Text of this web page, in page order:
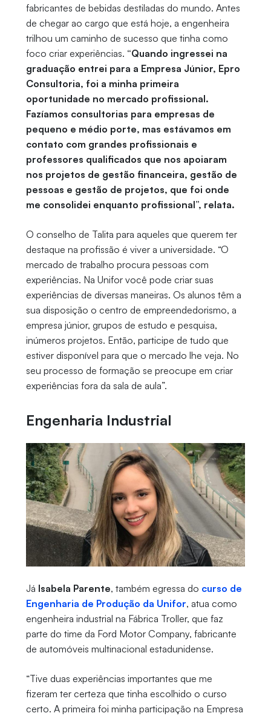
fabricantes de bebidas destiladas do mundo. Antes
de chegar ao cargo que está hoje, a engenheira
trilhou um caminho de sucesso que tinha como
foco criar experiências. “Quando ingressei na
graduação entrei para a Empresa Júnior, Epro
Consultoria, foi a minha primeira
oportunidade no mercado profissional.
Fazíamos consultorias para empresas de
pequeno e médio porte, mas estávamos em
contato com grandes profissionais e
professores qualificados que nos apoiaram
nos projetos de gestão financeira, gestão de
pessoas e gestão de projetos, que foi onde
me consolidei enquanto profissional”, relata.
O conselho de Talita para aqueles que querem ter
destaque na profissão é viver a universidade. “O
mercado de trabalho procura pessoas com
experiências. Na Unifor você pode criar suas
experiências de diversas maneiras. Os alunos têm a
sua disposição o centro de empreendedorismo, a
empresa júnior, grupos de estudo e pesquisa,
inúmeros projetos. Então, participe de tudo que
estiver disponível para que o mercado lhe veja. No
seu processo de formação se preocupe em criar
experiências fora da sala de aula”.
Engenharia Industrial
Já Isabela Parente, também egressa do curso de
Engenharia de Produção da Unifor, atua como
engenheira industrial na Fábrica Troller, que faz
parte do time da Ford Motor Company, fabricante
de automóveis multinacional estadunidense.
“Tive duas experiências importantes que me
fizeram ter certeza que tinha escolhido o curso
certo. A primeira foi minha participação na Empresa